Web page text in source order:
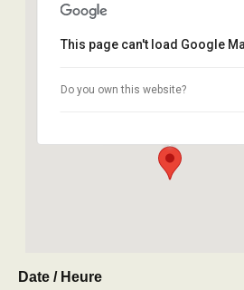
This page can't load Google
Do you own this website?
Date / Heure